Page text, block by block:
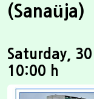
(Sanaüja)
Saturday,
10:00 h